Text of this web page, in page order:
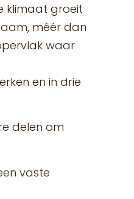
klimaat groeit
méér dan
waar
en in drie
delen om
vaste